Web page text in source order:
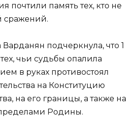
почтили память тех, кто не
сражений.
подчеркнула, что 1
чьи судьбы опалила
в руках противостоял
на Конституцию
на его границы, а также на
Родины.